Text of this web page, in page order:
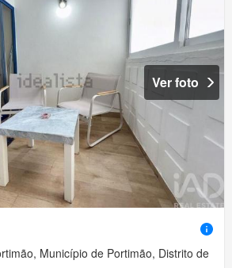
Ver foto
Município de Portimão, Distrito de